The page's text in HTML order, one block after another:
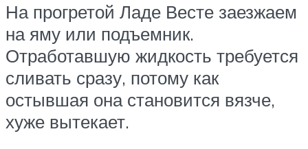
На прогретой Ладе Весте заезжаем
на яму или подъемник.
Отработавшую жидкость требуется
сливать сразу, потому как
остывшая она становится вязче,
хуже вытекает.